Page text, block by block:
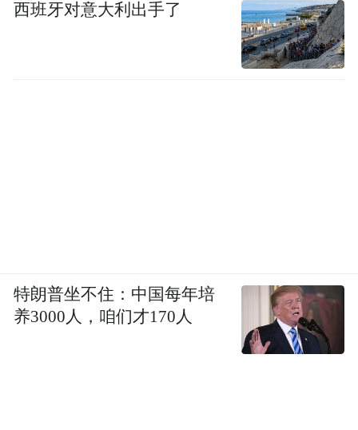
西班牙对意大利出手了
特朗普坐不住：中国每年培
养3000人，咱们才170人